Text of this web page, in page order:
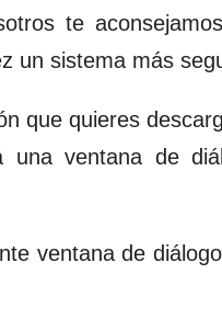
te
un sistema más
que quieres
una ventana de
ventana de